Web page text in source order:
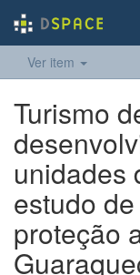
Ver item
Turismo
unidades
estudo
proteção